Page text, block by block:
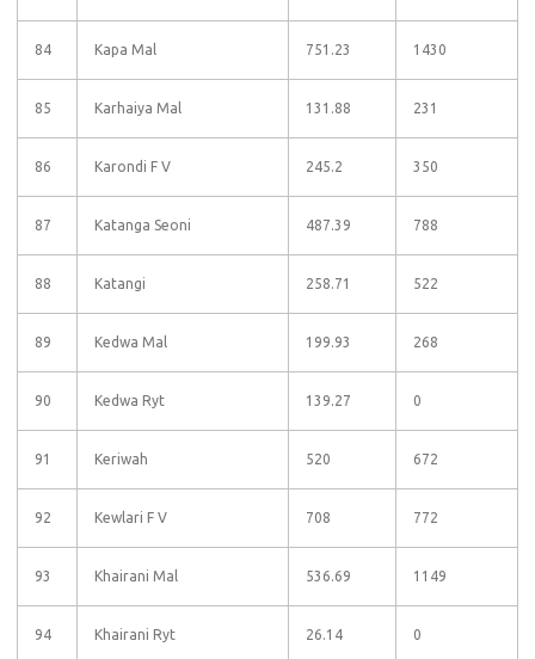
84 Kapa Mal 751.23 1430
85 Karhaiya Mal 131.88 231
86 Karondi F V 245.2 350
87 Katanga Seoni 487.39 788
88 Katangi 258.71 522
89 Kedwa Mal 199.93 268
90 Kedwa Ryt 139.27 0
91 Keriwah 520 672
92 Kewlari F V 708 772
93 Khairani Mal 536.69 1149
94 Khairani Ryt 26.14 0